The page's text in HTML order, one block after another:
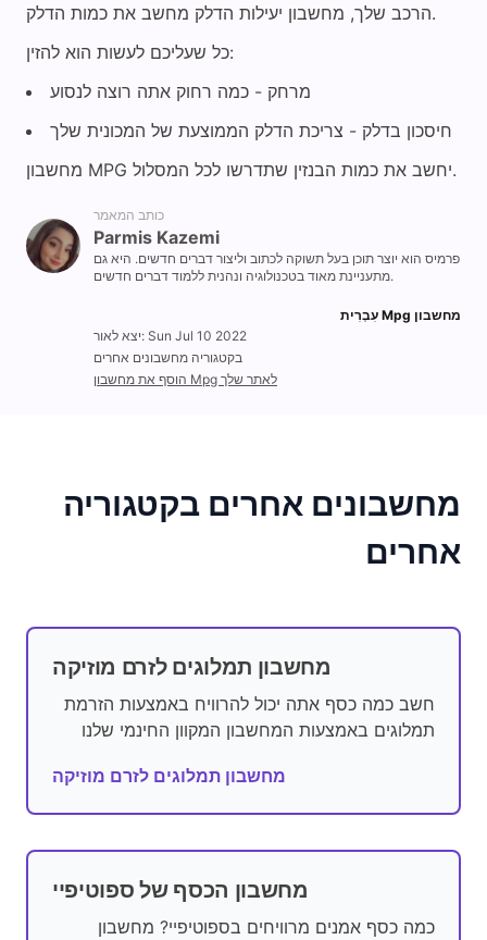
הרכב שלך, מחשבון יעילות הדלק מחשב את כמות הדלק.
כל שעליכם לעשות הוא להזין:
מרחק - כמה רחוק אתה רוצה לנסוע
חיסכון בדלק - צריכת הדלק הממוצעת של המכונית שלך
מחשבון MPG יחשב את כמות הבנזין שתדרשו לכל המסלול.
כותב המאמר
Parmis Kazemi
פרמיס הוא יוצר תוכן בעל תשוקה לכתוב וליצור דברים חדשים. היא גם
מתעניינת מאוד בטכנולוגיה ונהנית ללמוד דברים חדשים.
מחשבון Mpg עִבְרִית‎
יצא לאור: Sun Jul 10 2022
בקטגוריה מחשבונים אחרים
הוסף את מחשבון Mpg לאתר שלך
מחשבונים אחרים בקטגוריה
אחרים
מחשבון תמלוגים לזרם מוזיקה
חשב כמה כסף אתה יכול להרוויח באמצעות הזרמת
תמלוגים באמצעות המחשבון המקוון החינמי שלנו
מחשבון תמלוגים לזרם מוזיקה
מחשבון הכסף של ספוטיפיי
כמה כסף אמנים מרוויחים בספוטיפיי? מחשבון